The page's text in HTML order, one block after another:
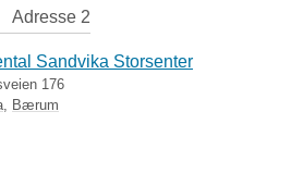
Adresse 2
Sandvika Storsenter
176
Bærum